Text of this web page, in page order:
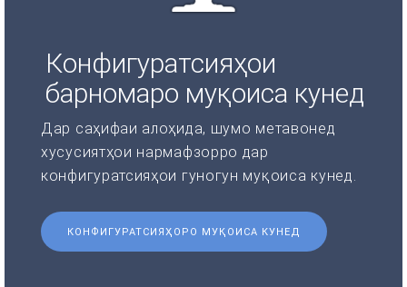
Конфигуратсияҳои
барномаро муқоиса кунед
Дар саҳифаи алоҳида, шумо метавонед
хусусиятҳои нармафзорро дар
конфигуратсияҳои гуногун муқоиса кунед.
КОНФИГУРАТСИЯҲОРО МУҚОИСА КУНЕД